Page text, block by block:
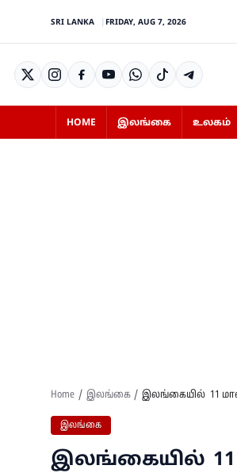
SRI LANKA FRIDAY, AUG 7, 2026
HOME இலங்கை உலகம்
Home இலங்கை இலங்கையில் 11
இலங்கை
இலங்கையில் 11